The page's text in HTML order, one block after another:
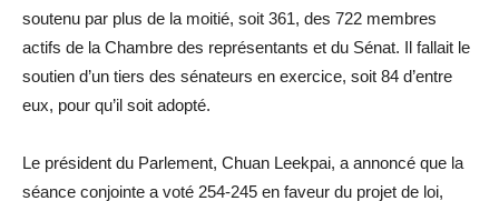
soutenu par plus de la moitié, soit 361, des 722 membres
actifs de la Chambre des représentants et du Sénat. Il fallait le
soutien d’un tiers des sénateurs en exercice, soit 84 d’entre
eux, pour qu’il soit adopté.
Le président du Parlement, Chuan Leekpai, a annoncé que la
séance conjointe a voté 254-245 en faveur du projet de loi,